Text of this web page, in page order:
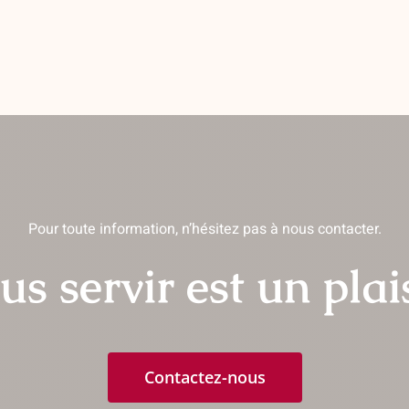
Pour toute information, n’hésitez pas à nous contacter.
servir est un
Contactez-nous